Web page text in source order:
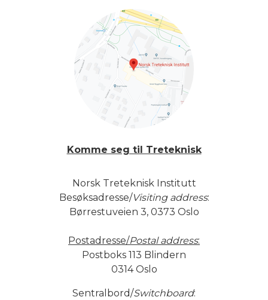
Komme seg til Treteknisk
Norsk Treteknisk Institutt
Besøksadresse/Visiting address:
Børrestuveien 3, 0373 Oslo
Postadresse/Postal address:
Postboks 113 Blindern
0314 Oslo
Sentralbord/Switchboard: